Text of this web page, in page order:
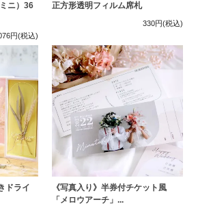
ニ）36
円(税込)
正方形透明フィルム席札
330円(税込)
ドライ
《写真入り》半券付チケット風
「メロウアーチ」...